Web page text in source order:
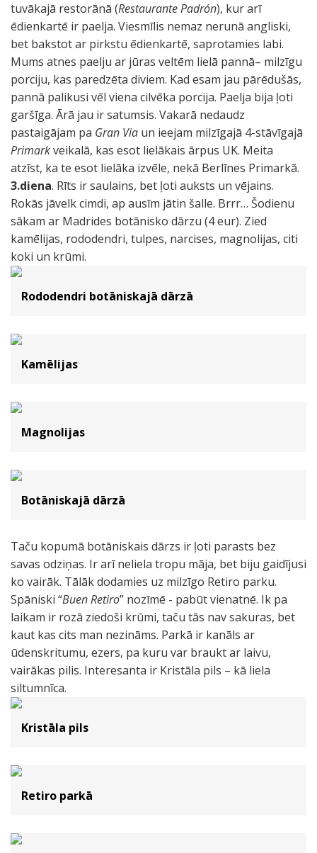
tuvākajā restorānā (Restaurante Padrón), kur arī
ēdienkartē ir paelja. Viesmīlis nemaz nerunā angliski,
bet bakstot ar pirkstu ēdienkartē, saprotamies labi.
Mums atnes paelju ar jūras veltēm lielā pannā– milzīgu
porciju, kas paredzēta diviem. Kad esam jau pārēdušās,
pannā palikusi vēl viena cilvēka porcija. Paelja bija ļoti
garšīga. Ārā jau ir satumsis. Vakarā nedaudz
pastaigājam pa Gran Via un ieejam milzīgajā 4-stāvīgajā
Primarkveikalā, kas esot lielākais ārpus UK. Meita
atzīst, ka te esot lielāka izvēle, nekā Berlīnes Primarkā.
3.diena. Rīts ir saulains, bet ļoti auksts un vējains.
Rokās jāvelk cimdi, ap ausīm jātin šalle. Brrr… Šodienu
sākam ar Madrides botānisko dārzu (4 eur). Zied
kamēlijas, rododendri, tulpes, narcises, magnolijas, citi
koki un krūmi.
Rododendri botāniskajā dārzā
Kamēlijas
Magnolijas
Botāniskajā dārzā
Taču kopumā botāniskais dārzs ir ļoti parasts bez
savas odziņas. Ir arī neliela tropu māja, bet biju gaidījusi
ko vairāk. Tālāk dodamies uz milzīgo Retiro parku.
Spāniski “Buen Retiro” nozīmē - pabūt vienatnē. Ik pa
laikam ir rozā ziedoši krūmi, taču tās nav sakuras, bet
kaut kas cits man nezināms. Parkā ir kanāls ar
ūdenskritumu, ezers, pa kuru var braukt ar laivu,
vairākas pilis. Interesanta ir Kristāla pils – kā liela
siltumnīca.
Kristāla pils
Retiro parkā